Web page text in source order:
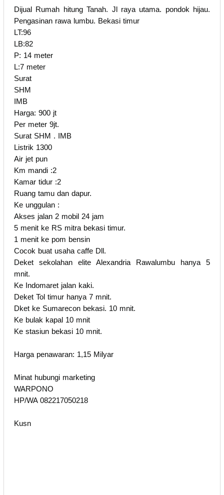
Dijual Rumah hitung Tanah. Jl raya utama. pondok hijau.
Pengasinan rawa lumbu. Bekasi timur
LT:96
LB:82
P: 14 meter
L:7 meter
Surat
SHM
IMB
Harga: 900 jt
Per meter 9jt.
Surat SHM . IMB
Listrik 1300
Air jet pun
Km mandi :2
Kamar tidur :2
Ruang tamu dan dapur.
Ke unggulan :
Akses jalan 2 mobil 24 jam
5 menit ke RS mitra bekasi timur.
1 menit ke pom bensin
Cocok buat usaha caffe Dll.
Deket sekolahan elite Alexandria Rawalumbu hanya 5
mnit.
Ke Indomaret jalan kaki.
Deket Tol timur hanya 7 mnit.
Dket ke Sumarecon bekasi. 10 mnit.
Ke bulak kapal 10 mnit
Ke stasiun bekasi 10 mnit.
Harga penawaran: 1,15 Milyar
Minat hubungi marketing
WARPONO
HP/WA 082217050218
Kusn